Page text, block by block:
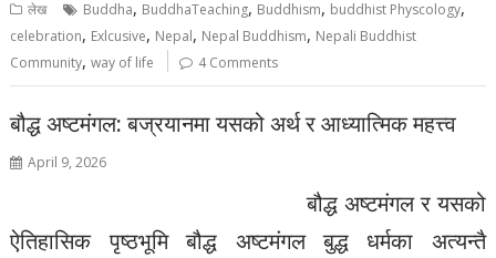
लेख Buddha, BuddhaTeaching, Buddhism, buddhist Physcology,
celebration, Exlcusive, Nepal, Nepal Buddhism, Nepali Buddhist
Community,way of life 4 Comments
बौद्ध अष्टमंगल: बज्रयानमा यसको अर्थ र आध्यात्मिक महत्त्व
April 9, 2026
बौद्ध अष्टमंगल र यसको
ऐतिहासिक पृष्ठभूमि बौद्ध अष्टमंगल बुद्ध धर्मका अत्यन्तै